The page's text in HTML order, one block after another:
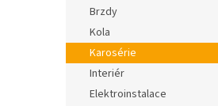
l
Brzdy
Kola
Karosérie
Interiér
Elektroinstalace